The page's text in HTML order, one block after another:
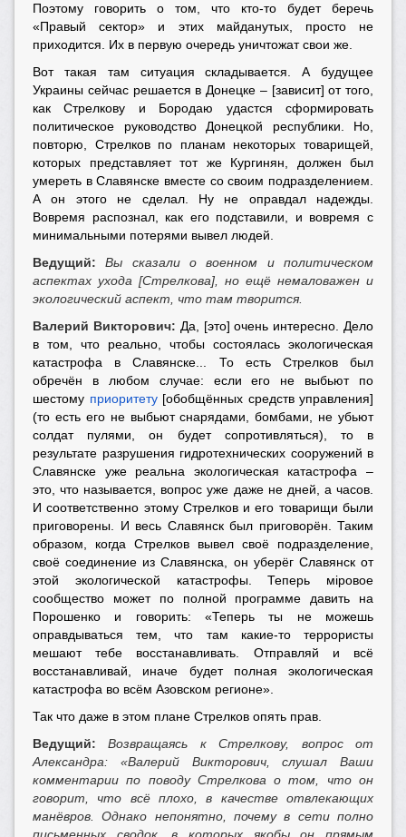
Поэтому говорить о том, что кто-то будет беречь
«Правый сектор» и этих майданутых, просто не
приходится. Их в первую очередь уничтожат свои же.
Вот такая там ситуация складывается. А будущее
Украины сейчас решается в Донецке – [зависит] от того,
как Стрелкову и Бородаю удастся сформировать
политическое руководство Донецкой республики. Но,
повторю, Стрелков по планам некоторых товарищей,
которых представляет тот же Кургинян, должен был
умереть в Славянске вместе со своим подразделением.
А он этого не сделал. Ну не оправдал надежды.
Вовремя распознал, как его подставили, и вовремя с
минимальными потерями вывел людей.
Ведущий:
Вы сказали о военном и политическом
аспектах ухода [Стрелкова], но ещё немаловажен и
экологический аспект, что там творится.
Валерий Викторович: Да, [это] очень интересно. Дело
в том, что реально, чтобы состоялась экологическая
катастрофа в Славянске... То есть Стрелков был
обречён в любом случае: если его не выбьют по
шестому приоритету[обобщённых средств управления]
(то есть его не выбьют снарядами, бомбами, не убьют
солдат пулями, он будет сопротивляться), то в
результате разрушения гидротехнических сооружений в
Славянске уже реальна экологическая катастрофа –
это, что называется, вопрос уже даже не дней, а часов.
И соответственно этому Стрелков и его товарищи были
приговорены. И весь Славянск был приговорён. Таким
образом, когда Стрелков вывел своё подразделение,
своё соединение из Славянска, он уберёг Славянск от
этой экологической катастрофы. Теперь мiровое
сообщество может по полной программе давить на
Порошенко и говорить: «Теперь ты не можешь
оправдываться тем, что там какие-то террористы
мешают тебе восстанавливать. Отправляй и всё
восстанавливай, иначе будет полная экологическая
катастрофа во всём Азовском регионе».
Так что даже в этом плане Стрелков опять прав.
Ведущий:
Возвращаясь к Стрелкову, вопрос от
Александра: «Валерий Викторович, слушал Ваши
комментарии по поводу Стрелкова о том, что он
говорит, что всё плохо, в качестве отвлекающих
манёвров. Однако непонятно, почему в сети полно